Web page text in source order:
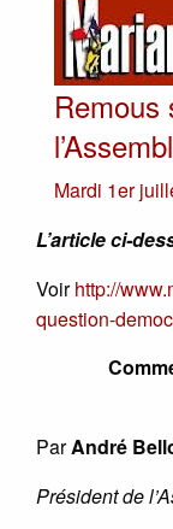
Remous
Mardi 1er
L’article ci-
Voirhttp://
question-
ParAndré
Président de